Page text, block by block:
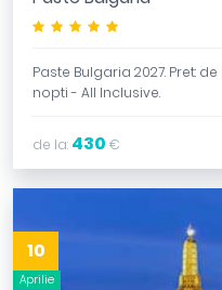
Paste Bulgaria 2027. Pret:
nopti - All Inclusive.
de la: 430 €
10
Aprilie